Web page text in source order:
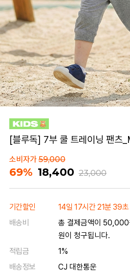
[블루독] 7부 쿨 트레이닝 팬
소비자가59,000
69% 18,400 23,000
기간할인
14일 17시간 21분 39초
배송비
총 결제금액이
원이 청구됩니다.
적립금
1%
배송정보
CJ 대한통운